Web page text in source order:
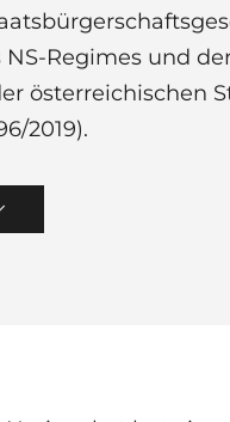
Regimes und
österreichischen
2019).